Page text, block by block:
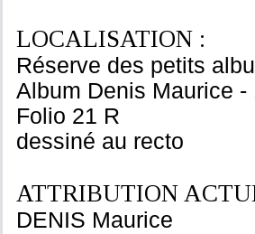
LOCALISATION :
Réserve des petits
Album Denis Maurice -
Folio 21 R
dessiné au recto
ATTRIBUTION
DENIS Maurice